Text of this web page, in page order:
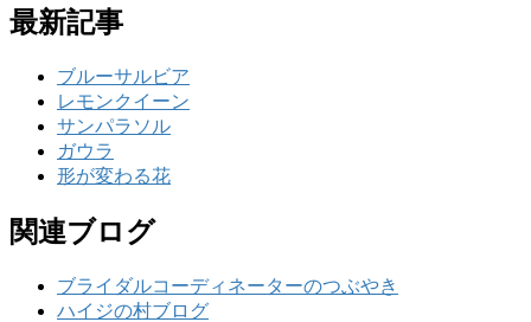
最新記事
ブルーサルビア
レモンクイーン
サンパラソル
ガウラ
形が変わる花
関連ブログ
ブライダルコーディネーターのつぶやき
ハイジの村ブログ